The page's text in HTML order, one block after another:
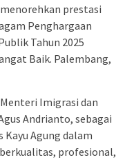
prestasi
Penghargaan
Tahun 2025
Baik. Palembang,
Imigrasi dan
Andrianto, sebagai
Agung dalam
profesional,